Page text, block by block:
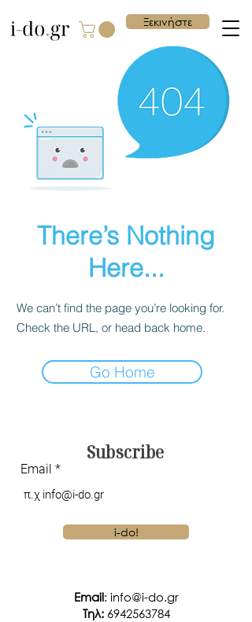
Ξεκινήστε
There’s Nothing
Here...
We can’t find the page you’re looking for.
Check the URL, or head back home.
Go Home
Subscribe
Email
i-do!
Email: info@i-do.gr
Tηλ: 6942563784